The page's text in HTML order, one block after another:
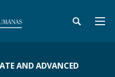
AND ADVANCED